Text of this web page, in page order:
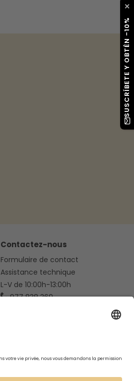
✕
SUSCRÍBETE Y OBTÉN -10%
Contactez-nous
Formulaire de contact
Assistance technique
L-V de 10:00h-13:00h
977 838 369